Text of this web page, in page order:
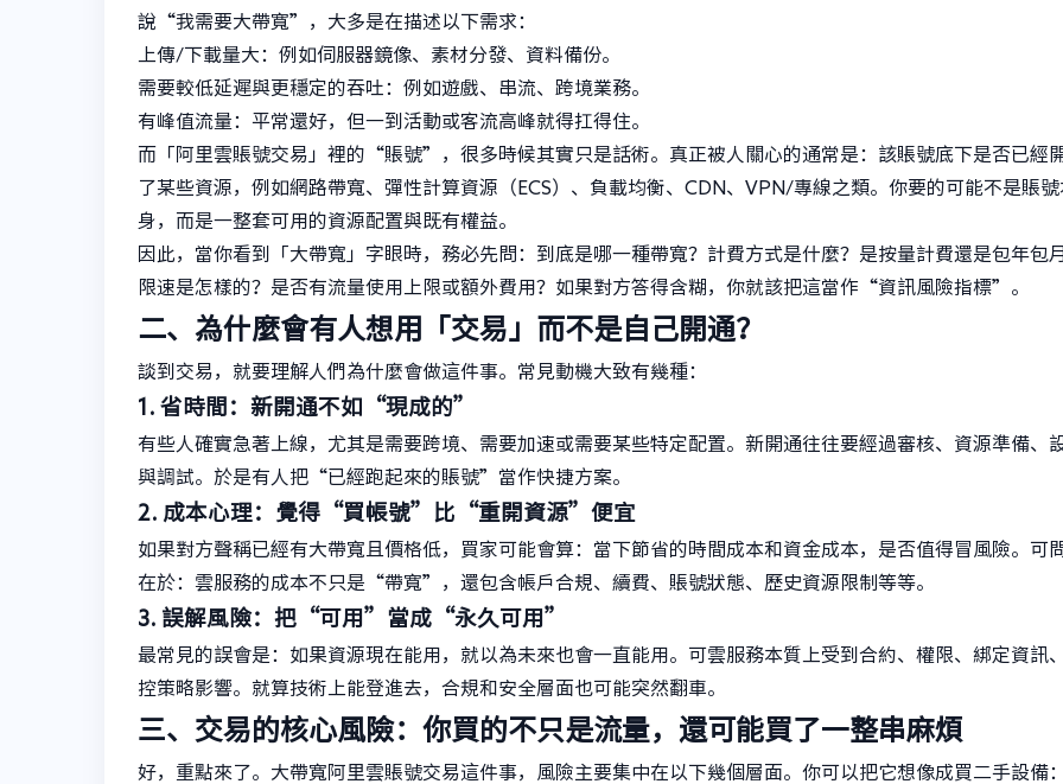
說“我需要大帶寬”，大多是在描述以下需求：
上傳/下載量大：例如伺服器鏡像、素材分發、資料備份。
需要較低延遲與更穩定的吞吐：例如遊戲、串流、跨境業務。
有峰值流量：平常還好，但一到活動或客流高峰就得扛得住。
而「阿里雲賬號交易」裡的“賬號”，很多時候其實只是話術。真正被人關心的通常是：該賬號底下是否已經
了某些資源，例如網路帶寬、彈性計算資源（ECS）、負載均衡、CDN、VPN/專線之類。你要的可能不是賬號
身，而是一整套可用的資源配置與既有權益。
因此，當你看到「大帶寬」字眼時，務必先問：到底是哪一種帶寬？計費方式是什麼？是按量計費還是包年包月
限速是怎樣的？是否有流量使用上限或額外費用？如果對方答得含糊，你就該把這當作“資訊風險指標”。
二、為什麼會有人想用「交易」而不是自己開通？
談到交易，就要理解人們為什麼會做這件事。常見動機大致有幾種：
1. 省時間：新開通不如“現成的”
有些人確實急著上線，尤其是需要跨境、需要加速或需要某些特定配置。新開通往往要經過審核、資源準備、
與調試。於是有人把“已經跑起來的賬號”當作快捷方案。
2. 成本心理：覺得“買帳號”比“重開資源”便宜
如果對方聲稱已經有大帶寬且價格低，買家可能會算：當下節省的時間成本和資金成本，是否值得冒風險。可
在於：雲服務的成本不只是“帶寬”，還包含帳戶合規、續費、賬號狀態、歷史資源限制等等。
3. 誤解風險：把“可用”當成“永久可用”
最常見的誤會是：如果資源現在能用，就以為未來也會一直能用。可雲服務本質上受到合約、權限、綁定資訊
控策略影響。就算技術上能登進去，合規和安全層面也可能突然翻車。
三、交易的核心風險：你買的不只是流量，還可能買了一整串麻煩
好，重點來了。大帶寬阿里雲賬號交易這件事，風險主要集中在以下幾個層面。你可以把它想像成買二手設備